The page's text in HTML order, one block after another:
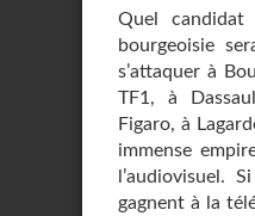
Quel candidat
bourgeoisie
s’attaquer à
TF1, à
Figaro, à
immense
l’audiovisuel.
gagnent à la